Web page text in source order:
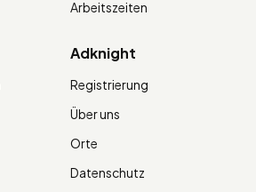
Arbeitszeiten
Adknight
Registrierung
Über uns
Orte
Datenschutz